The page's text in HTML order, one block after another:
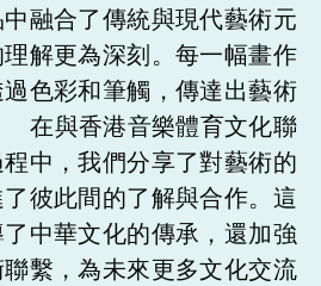
融合了傳統與現代藝術元
解更為深刻。每一幅畫作
色彩和筆觸，傳達出藝術
在與香港音樂體育文化聯
中，我們分享了對藝術的
彼此間的了解與合作。這
中華文化的傳承，還加強
繫，為未來更多文化交流